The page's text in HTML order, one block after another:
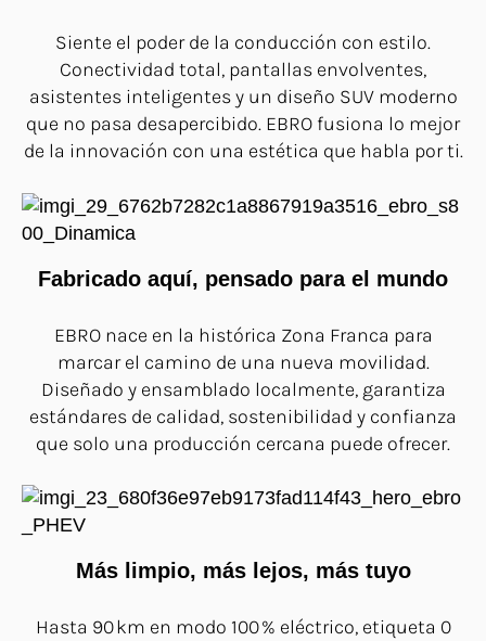
Siente el poder de la conducción con estilo.
Conectividad total, pantallas envolventes,
asistentes inteligentes y un diseño SUV moderno
que no pasa desapercibido. EBRO fusiona lo mejor
de la innovación con una estética que habla por ti.
Fabricado aquí, pensado para el mundo
EBRO nace en la histórica Zona Franca para
marcar el camino de una nueva movilidad.
Diseñado y ensamblado localmente, garantiza
estándares de calidad, sostenibilidad y confianza
que solo una producción cercana puede ofrecer.
Más limpio, más lejos, más tuyo
Hasta 90 km en modo 100 % eléctrico, etiqueta 0